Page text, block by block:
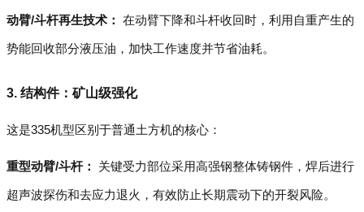
动臂/斗杆再生技术： 在动臂下降和斗杆收回时，利用自重产生的
势能回收部分液压油，加快工作速度并节省油耗。
3. 结构件：矿山级强化
这是335机型区别于普通土方机的核心：
重型动臂/斗杆： 关键受力部位采用高强钢整体铸钢件，焊后进行
超声波探伤和去应力退火，有效防止长期震动下的开裂风险。